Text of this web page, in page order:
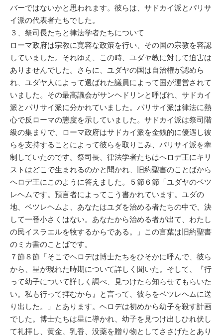
バーではないかと思われます。彼らは、サドカイ派とパリサ
イ派の代表者たちでした。
３、祭司長たちと律法学者たちについて
ローマ政府は宗教に寛容な政策を行い、その国の宗教を容認
していました。それゆえ、この時、ユダヤ教に対して迫害は
ありませんでした。さらに、ユダヤの国は自治権が認めら
れ、ユダヤ人によって選ばれた議員によって国が運営されて
いました。その最高議会がサンヘドリンと呼ばれ、サドカイ
派とパリサイ派に分かれていました。パリサイ派は律法に熱
心で反ローマの態度を示していました。サドカイ派は祭司階
級の集まりで、ローマ政府はサドカイ派を金銭的に優遇し彼
らを支持することによって彼らを取りこみ、パリサイ派を牽
制していたのです。祭司長、律法学者たちはヘロデ王にキリ
ストはどこで生まれるのかと聞かれ、旧約聖書のことばから
ヘロデ王にこのように答えました。５節６節「ユダヤのベツ
レヘムです。預言者によってこう書かれています。ユダの
地、ベツレヘムよ、あなたはユダを治める者たちの中で、決
して一番小さくはない。あなたから治める者が出て、わたし
の民イスラエルを牧するからである。」この言葉は旧約聖書
のミカ書のことばです。
７節８節「そこでヘロデは博士たちをひそかに呼んで、彼ら
から、星が現れた時期について詳しく聞いた。そして、『行
って幼子について詳しく調べ、見つけたら知らせてもらいた
い。私も行って拝むから』と言って、彼らをベツレヘムに送
り出した。」とあります。ヘロデは初めから幼子を殺す計画
でした。博士たちは星に導かれ、幼子を見つけ出しひれ伏し
て礼拝し、黄金、乳香、没薬を贈り物としてささげたとあり